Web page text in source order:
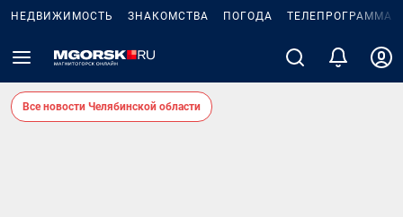
НЕДВИЖИМОСТЬ ЗНАКОМСТВА ПОГОДА ТЕЛЕПРОГРАММА
Все новости Челябинской области